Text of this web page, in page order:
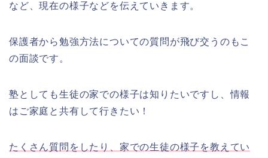
など、現在の様子などを伝えていきます。
保護者から勉強方法についての質問が飛び交うのもこ
の面談です。
塾としても生徒の家での様子は知りたいですし、情報
はご家庭と共有して行きたい！
たくさん質問をしたり、家での生徒の様子を教えてい